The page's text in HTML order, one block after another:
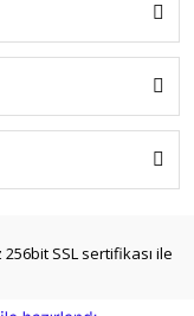
SSL sertifikası ile